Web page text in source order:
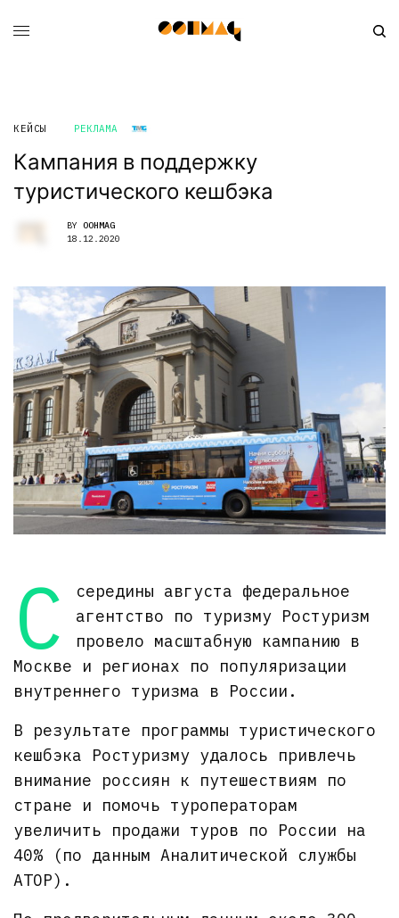
КЕЙСЫ РЕКЛАМА
Кампания в поддержку
туристического кешбэка
BY OOHMAG
18.12.2020
С
середины августа федеральное
агентство по туризму Ростуризм
провело масштабную кампанию в
Москве и регионах по популяризации
внутреннего туризма в России.
В результате программы туристического
кешбэка Ростуризму удалось привлечь
внимание россиян к путешествиям по
стране и помочь туроператорам
увеличить продажи туров по России на
40% (по данным Аналитической службы
АТОР).